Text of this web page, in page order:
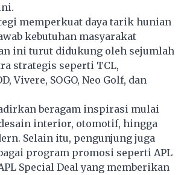
memperkuat daya tarik hunian
kebutuhan masyarakat
ini turut didukung oleh sejumlah
strategis seperti TCL,
Vivere, SOGO, Neo Golf, dan
beragam inspirasi mulai
interior, otomotif, hingga
Selain itu, pengunjung juga
program promosi seperti APL
Special Deal yang memberikan